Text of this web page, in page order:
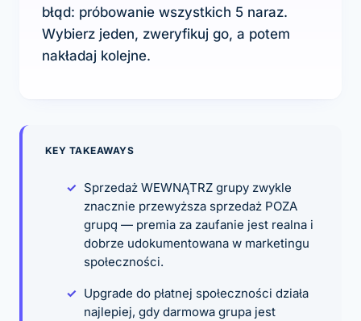
błąd: próbowanie wszystkich 5 naraz.
Wybierz jeden, zweryfikuj go, a potem
nakładaj kolejne.
KEY TAKEAWAYS
Sprzedaż WEWNĄTRZ grupy zwykle
znacznie przewyższa sprzedaż POZA
grupą — premia za zaufanie jest realna i
dobrze udokumentowana w marketingu
społeczności.
Upgrade do płatnej społeczności działa
najlepiej, gdy darmowa grupa jest